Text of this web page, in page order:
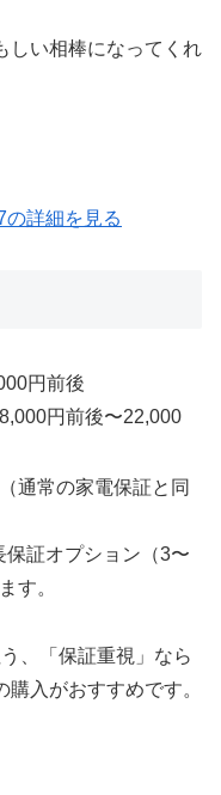
しい相棒になってくれ
詳細を見る
円前後
円前後〜22,000
通常の家電保証と同
証オプション（3〜
す。
、「保証重視」なら
入がおすすめです。